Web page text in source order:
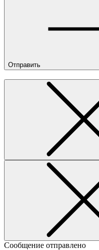
Отправить
Сообщение отправлено